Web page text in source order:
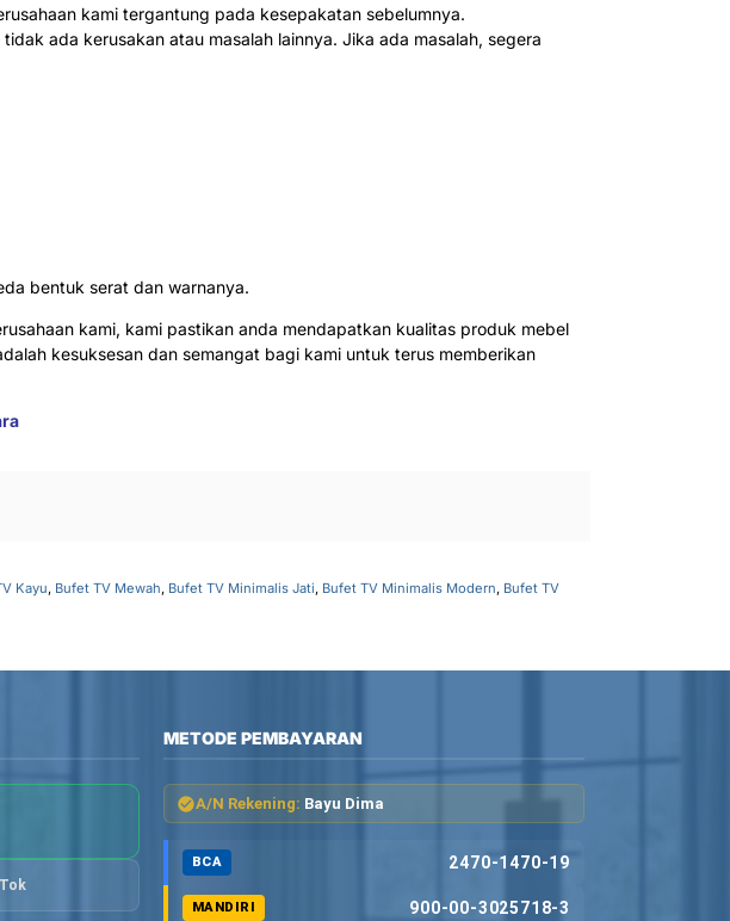
kami tergantung pada kesepakatan sebelumnya.
ada kerusakan atau masalah lainnya. Jika ada masalah, segera
bentuk serat dan warnanya.
kami, kami pastikan anda mendapatkan kualitas produk mebel
kesuksesan dan semangat bagi kami untuk terus memberikan
Kayu, Bufet TV Mewah, Bufet TV Minimalis Jati, Bufet TV Minimalis Modern, Bufet TV
METODE PEMBAYARAN
A/N Rekening: Bayu Dima
BCA 2470-1470-19
MANDIRI 900-00-3025718-3